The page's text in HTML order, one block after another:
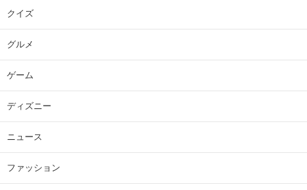
クイズ
グルメ
ゲーム
ディズニー
ニュース
ファッション